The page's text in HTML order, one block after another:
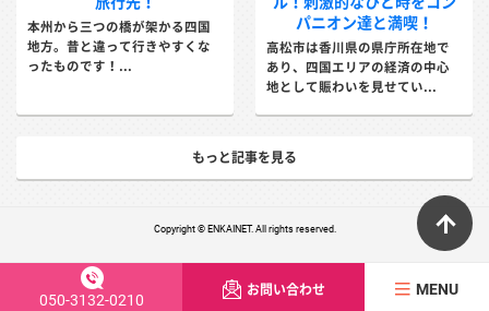
050-3132-0210
お問い合わせ MENU
本州から三つの橋が架かる四国
地方。昔と違って行きやすくな
ったものです！...
パニオン達と満喫！
高松市は香川県の県庁所在地で
あり、四国エリアの経済の中心
地として賑わいを見せてい...
もっと記事を見る
Copyright © ENKAINET. All rights reserved.